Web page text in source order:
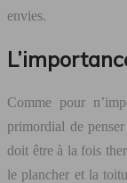
envies.
Comme pour
primordial de penser
doit être à la fois
le plancher et la